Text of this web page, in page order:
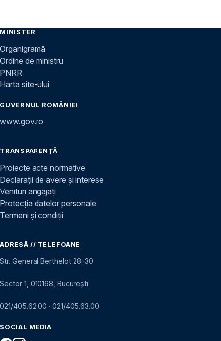
MINISTER
Organigramă
Ordine de ministru
PNRR
Harta site-ului
GUVERNUL ROMÂNIEI
www.gov.ro
TRANSPARENȚĂ
Proiecte acte normative
Declarații de avere și interese
Venituri angajați
Protecția datelor personale
Termeni și condiții
ADRESĂ // TELEFOANE
Str. General Berthelot 28–30
Sector 1, 010168, București
021/405.62.00 · 021/405.63.00
SOCIAL MEDIA